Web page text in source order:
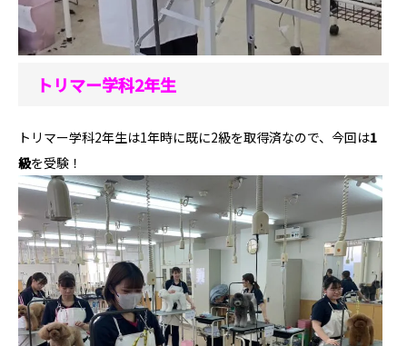
トリマー学科2年生
トリマー学科2年生は1年時に既に2級を取得済なので、今回は1
級を受験！